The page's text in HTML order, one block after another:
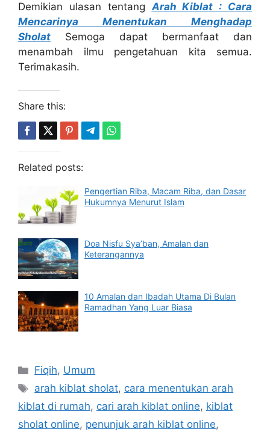
Demikian ulasan tentangArah Kiblat : Cara
Mencarinya Menentukan Menghadap
Sholat Semoga dapat bermanfaat dan
menambah ilmu pengetahuan kita semua.
Terimakasih.
Share this:
Related posts:
Pengertian Riba, Macam Riba, dan Dasar
Hukumnya Menurut Islam
Doa Nisfu Sya’ban, Amalan dan
Keterangannya
10 Amalan dan Ibadah Utama Di Bulan
Ramadhan Yang Luar Biasa
Categories
Fiqih, Umum
Tags
arah kiblat sholat, cara menentukan arah
kiblat di rumah, cari arah kiblat online, kiblat
sholat online, penunjuk arah kiblat online,